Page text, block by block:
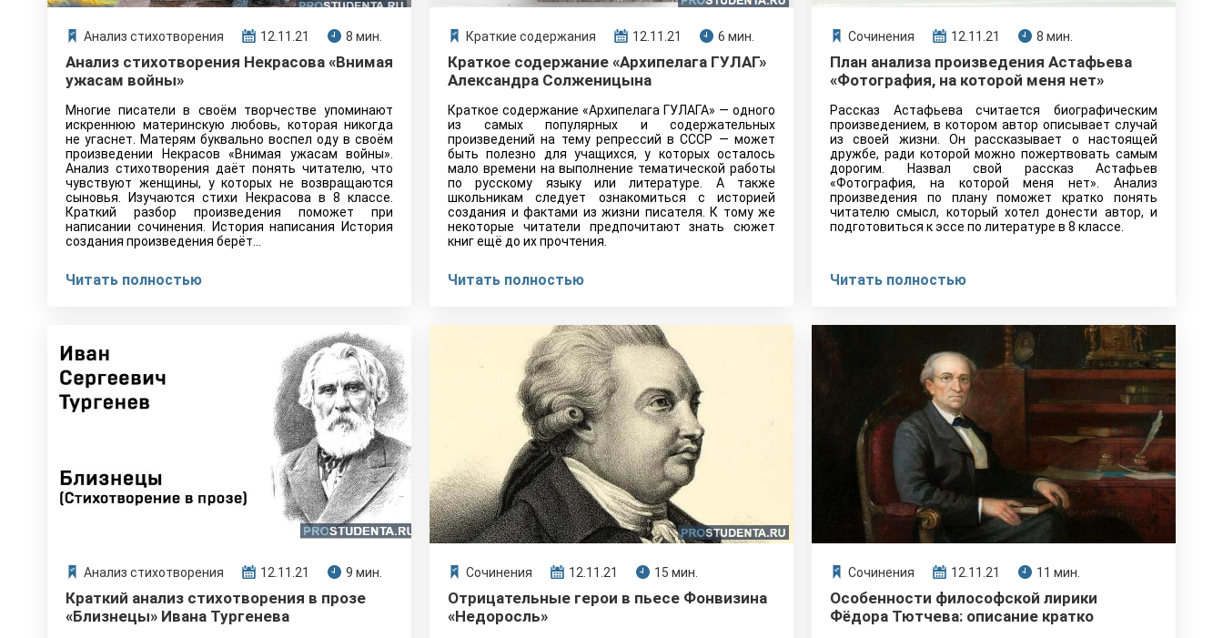
Анализ стихотворения 12.11.21 8 мин.
Анализ стихотворения Некрасова «Внимая
ужасам войны»
Многие писатели в своём творчестве упоминают
искреннюю материнскую любовь, которая никогда
не угаснет. Матерям буквально воспел оду в своём
произведении Некрасов «Внимая ужасам войны».
Анализ стихотворения даёт понять читателю, что
чувствуют женщины, у которых не возвращаются
сыновья. Изучаются стихи Некрасова в 8 классе.
Краткий разбор произведения поможет при
написании сочинения. История написания История
создания произведения берёт…
Читать полностью
Краткие содержания 12.11.21 6 мин.
Краткое содержание «Архипелага ГУЛАГ»
Александра Солженицына
Краткое содержание «Архипелага ГУЛАГА» — одного
из самых популярных и содержательных
произведений на тему репрессий в СССР — может
быть полезно для учащихся, у которых осталось
мало времени на выполнение тематической работы
по русскому языку или литературе. А также
школьникам следует ознакомиться с историей
создания и фактами из жизни писателя. К тому же
некоторые читатели предпочитают знать сюжет
книг ещё до их прочтения.
Читать полностью
Сочинения 12.11.21 8 мин.
План анализа произведения Астафьева
«Фотография, на которой меня нет»
Рассказ Астафьева считается биографическим
произведением, в котором автор описывает случай
из своей жизни. Он рассказывает о настоящей
дружбе, ради которой можно пожертвовать самым
дорогим. Назвал свой рассказ Астафьев
«Фотография, на которой меня нет». Анализ
произведения по плану поможет кратко понять
читателю смысл, который хотел донести автор, и
подготовиться к эссе по литературе в 8 классе.
Читать полностью
Анализ стихотворения 12.11.21 9 мин.
Краткий анализ стихотворения в прозе
«Близнецы» Ивана Тургенева
Сочинения 12.11.21 15 мин.
Отрицательные герои в пьесе Фонвизина
«Недоросль»
Сочинения 12.11.21 11 мин.
Особенности философской лирики
Фёдора Тютчева: описание кратко